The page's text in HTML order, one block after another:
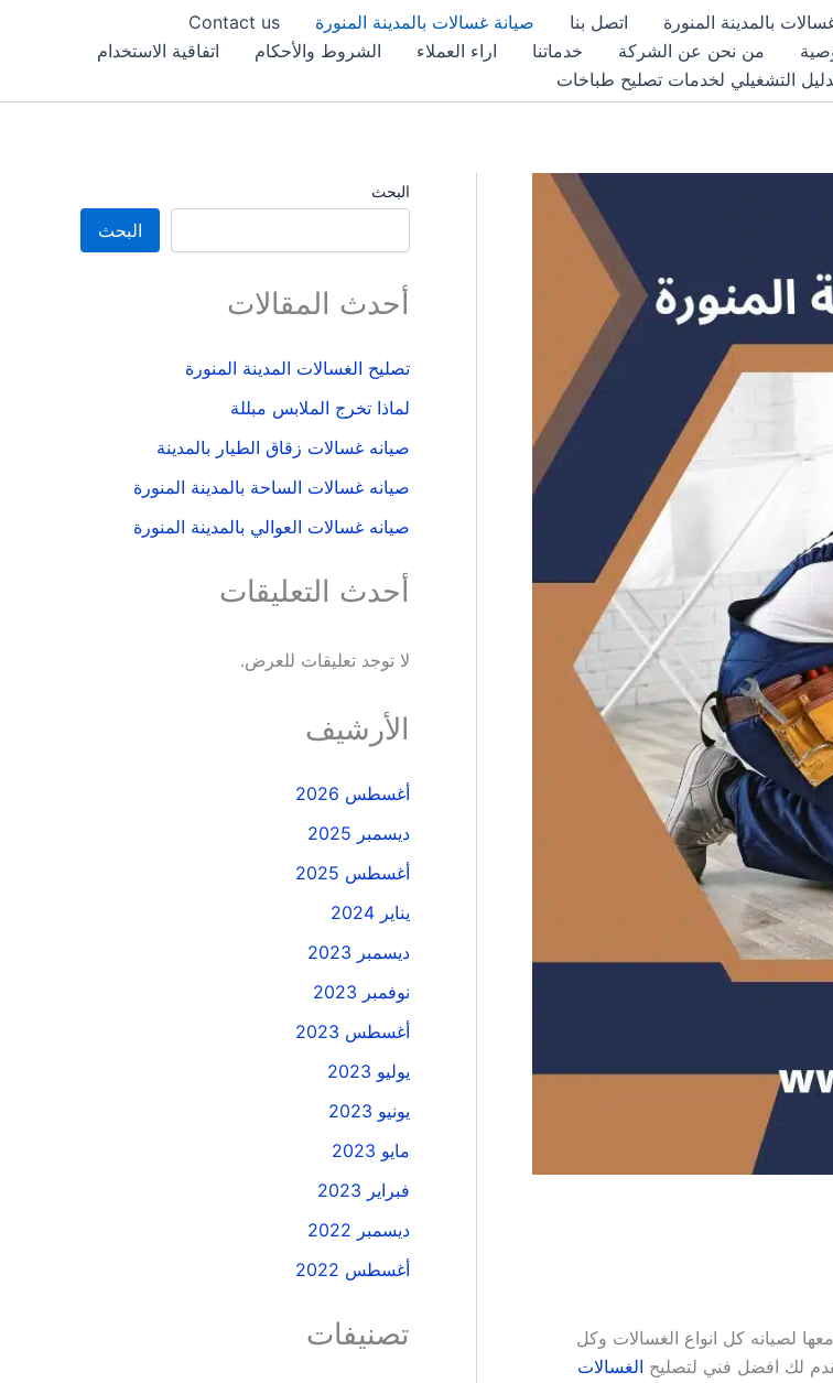
بالمدينة المنورة اتصل بنا صيانة غسالات بالمدينة المنورة
Contact us
من نحن عن الشركة خدماتنا اراء العملاء الشروط والأحكام
اتفاقية الاستخدام
التشغيلي لخدمات تصليح طباخات
لصيانه كل انواع الغسالات وكل
لك افضل فني لتصليح الغسالات
البحث
البحث
أحدث المقالات
تصليح الغسالات المدينة المنورة
لماذا تخرج الملابس مبللة
صيانه غسالات زقاق الطيار بالمدينة
صيانه غسالات الساحة بالمدينة المنورة
صيانه غسالات العوالي بالمدينة المنورة
أحدث التعليقات
لا توجد تعليقات للعرض.
الأرشيف
أغسطس 2026
ديسمبر 2025
أغسطس 2025
يناير 2024
ديسمبر 2023
نوفمبر 2023
أغسطس 2023
يوليو 2023
يونيو 2023
مايو 2023
فبراير 2023
ديسمبر 2022
أغسطس 2022
تصنيفات